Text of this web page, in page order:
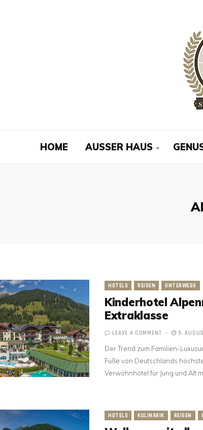
HOME AUSSER HAUS
HOTELS REISEN UNTERWEGS
Kinderhotel
Extraklasse
LEAVE A COMMENT 9.
Der Trend zum Familien-
Fuße von Deutschlands
Verwöhnhotel für Jung und Alt
HOTELS KULINARIK REISEN